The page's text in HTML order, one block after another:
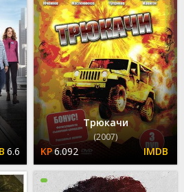
6.6
Трюкачи
(2007)
6.092